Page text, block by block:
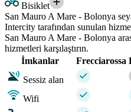
Bisiklet
San Mauro A Mare - Bolonya
Intercity tarafından sunulan
San Mauro A Mare - Bolonya
hizmetleri karşılaştırın.
İmkanlar
Frecciarossa
Sessiz alan
Wifi